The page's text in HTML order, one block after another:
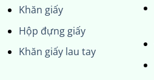
Khăn giấy
Hộp đựng giấy
Khăn giấy lau tay